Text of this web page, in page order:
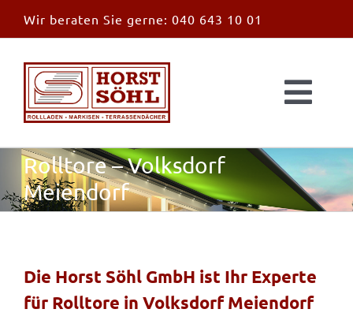
Inhalt
Wir beraten Sie gerne: 040 643 10 01
News
Überdachungen
Rolltore – Volksdorf
Meiendorf
Die Horst Söhl GmbH ist Ihr Experte
für Rolltore in Volksdorf Meiendorf